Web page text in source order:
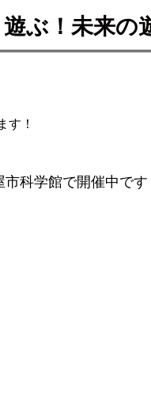
ぶ！未来の
す！
科学館で開催中です